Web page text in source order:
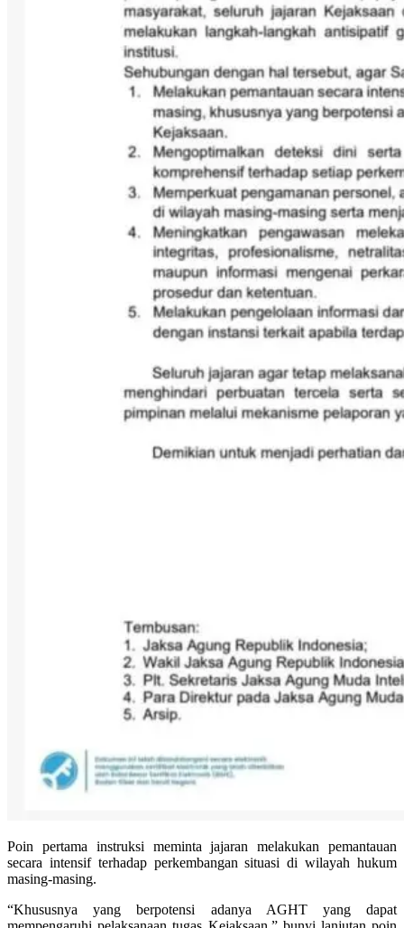
Poin pertama instruksi meminta jajaran melakukan pemantauan
secara intensif terhadap perkembangan situasi di wilayah hukum
masing-masing.
“Khususnya yang berpotensi adanya AGHT yang dapat